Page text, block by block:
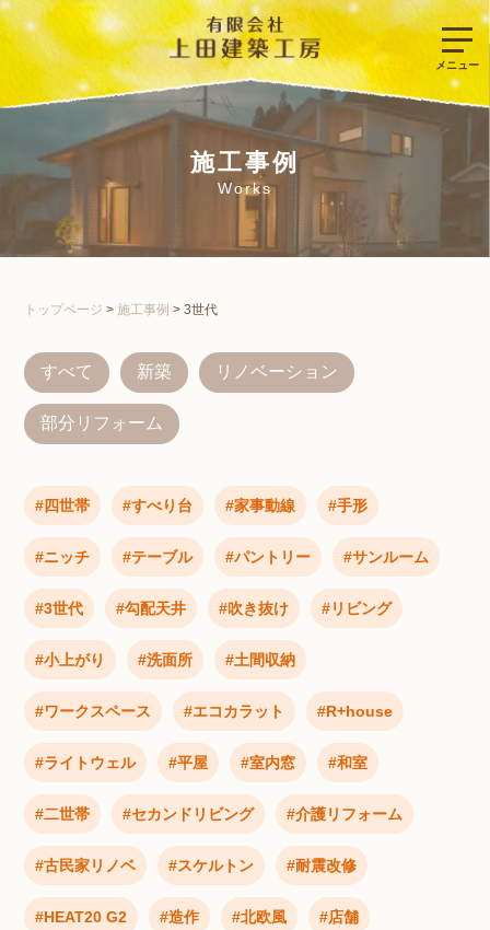
施工事例
Works
トップページ >施工事例 >3世代
すべて 新築 リノベーション
部分リフォーム
四世帯 すべり台 家事動線 手形
ニッチ テーブル パントリー サンルーム
3世代 勾配天井 吹き抜け リビング
小上がり 洗面所 土間収納
ワークスペース エコカラット R+house
ライトウェル 平屋 室内窓 和室
二世帯 セカンドリビング 介護リフォーム
古民家リノベ スケルトン 耐震改修
HEAT20 G2 造作 北欧風 店舗